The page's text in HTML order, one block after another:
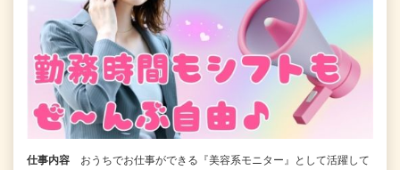
仕事内容
おうちでお仕事ができる『美容系モニター』として活躍して